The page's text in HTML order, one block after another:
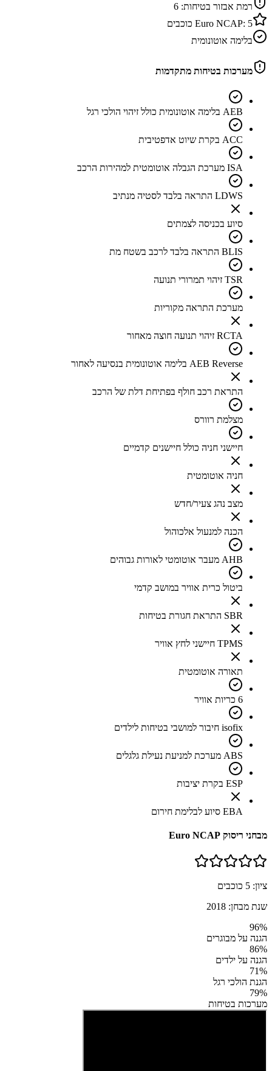
רמת אבזור בטיחות: 6
Euro NCAP: 5
כוכבים
בלימה אוטונומית
מערכות בטיחות מתקדמות
AEB בלימה אוטונומית כולל זיהוי הולכי רגל
ACC בקרת שיוט אדפטיבית
ISA מערכת הגבלה אוטומטית למהירות הרכב
LDWS התראה בלבד לסטיה מנתיב
סיוע בכניסה לצמתים
BLIS התראה בלבד לרכב בשטח מת
TSR זיהוי תמרורי תנועה
מערכת התראה מקוריות
RCTA זיהוי תנועה חוצה מאחור
AEB Reverse בלימה אוטונומית בנסיעה לאחור
התראת רכב חולף בפתיחת דלת של הרכב
מצלמת רוורס
חיישני חניה כולל חיישנים קדמיים
חניה אוטומטית
מצב נהג צעיר/חדש
הכנה למנעול אלכוהול
AHB מעבר אוטומטי לאורות גבוהים
ביטול כרית אוויר במושב קדמי
SBR התראת חגורת בטיחות
TPMS חיישני לחץ אוויר
תאורה אוטומטית
6 כריות אוויר
isofix חיבור למושבי בטיחות לילדים
ABS מערכת למניעת נעילת גלגלים
ESP בקרת יציבות
EBA סיוע לבלימת חירום
מבחני ריסוק Euro NCAP
ציון: 5 כוכבים
שנת מבחן: 2018
96%
הגנה על מבוגרים
86%
הגנה על ילדים
71%
הגנת הולכי רגל
79%
מערכות בטיחות